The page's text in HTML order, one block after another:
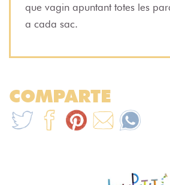
que vagin apuntant totes les
a cada sac.
COMPARTE